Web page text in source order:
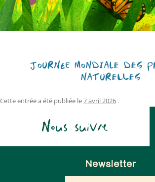
JOURNÉE MONDIALE DES
NATURELLES
Cette entrée a été publiée le7 avril 2026 .
Nous suivre
Newsletter